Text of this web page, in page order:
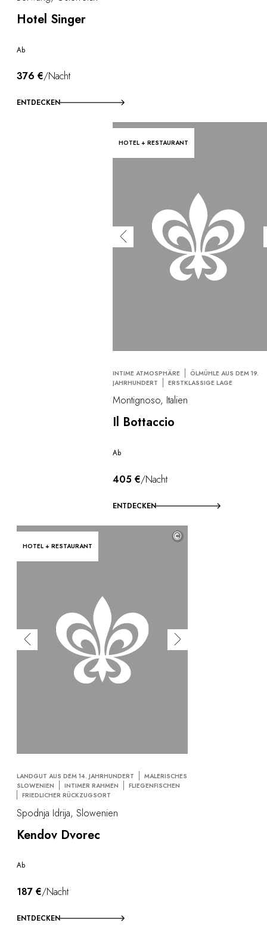
Hotel Singer
Ab
376 €/Nacht
ENTDECKEN
HOTEL + RESTAURANT
INTIME ATMOSPHÄRE
ÖLMÜHLE AUS DEM 19.
JAHRHUNDERT
ERSTKLASSIGE LAGE
Montignoso, Italien
Il Bottaccio
Ab
405 €/Nacht
ENTDECKEN
HOTEL + RESTAURANT
©
LANDGUT AUS DEM 14. JAHRHUNDERT
MALERISCHES
SLOWENIEN
INTIMER RAHMEN
FLIEGENFISCHEN
FRIEDLICHER RÜCKZUGSORT
Spodnja Idrija, Slowenien
Kendov Dvorec
Ab
187 €/Nacht
ENTDECKEN